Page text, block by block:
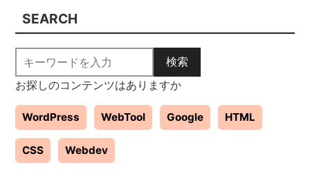
SEARCH
検索
お探しのコンテンツはありますか
WordPress WebTool Google HTML
CSS Webdev